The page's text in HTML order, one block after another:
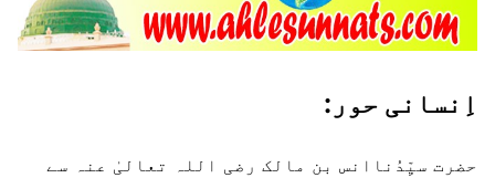
اِنسانی حور:
حضرت سیِّدُناانس بن مالک رضی اللہ تعالیٰ عنہ سے